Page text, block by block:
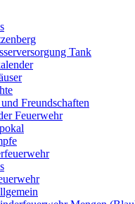
Tank
Freundschaften
Feuerwehr